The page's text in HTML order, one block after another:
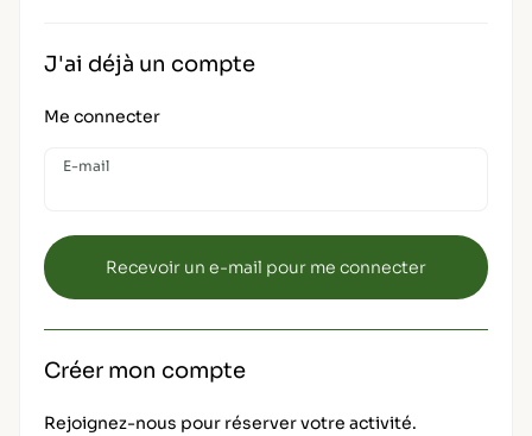
J'ai déjà un compte
Me connecter
E-mail
Créer mon compte
Rejoignez-nous pour réserver votre activité.